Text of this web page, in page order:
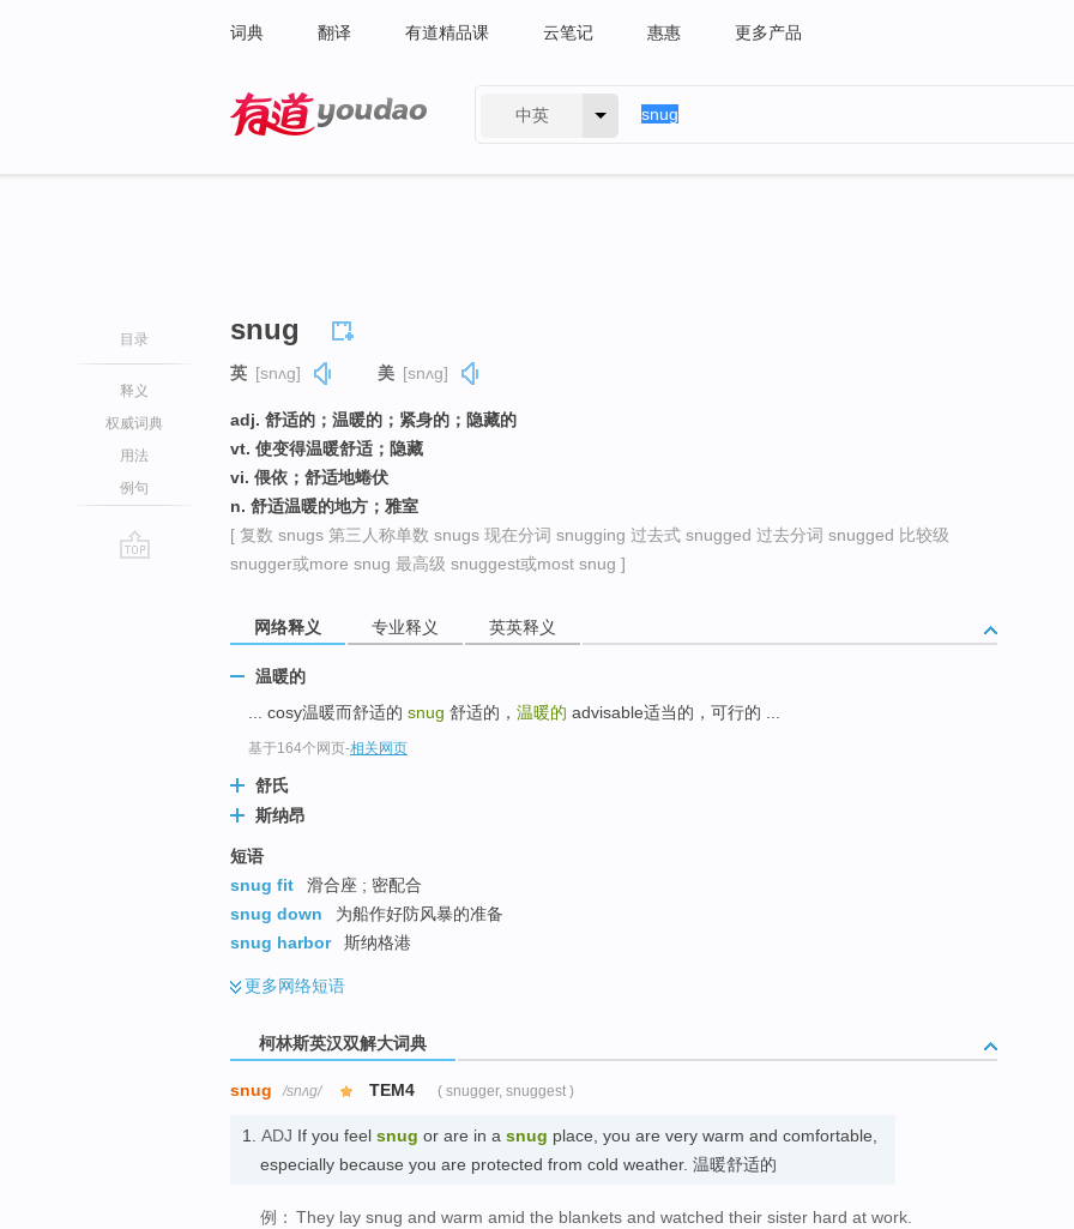
词典 翻译 有道精品课 云笔记 惠惠 更多产品
中英
目录
释义
权威词典
用法
例句
snug
英 [snʌɡ] 美 [snʌɡ]
adj. 舒适的；温暖的；紧身的；隐藏的
vt. 使变得温暖舒适；隐藏
vi. 偎依；舒适地蜷伏
n. 舒适温暖的地方；雅室
[ 复数 snugs 第三人称单数 snugs 现在分词 snugging 过去式 snugged 过去分词 snugged 比较级
snugger或more snug 最高级 snuggest或most snug ]
网络释义 专业释义 英英释义
温暖的
... cosy温暖而舒适的 snug 舒适的， 温暖的 advisable适当的，可行的 ...
基于164个网页-相关网页
舒氏
斯纳昂
短语
snug fit
滑合座 ; 密配合
snug down
为船作好防风暴的准备
snug harbor
斯纳格港
更多网络短语
柯林斯英汉双解大词典
snug /snʌɡ/ TEM4 ( snugger, snuggest )
1. ADJ If you feel snug or are in a snug place, you are very warm and comfortable,
especially because you are protected from cold weather. 温暖舒适的
例： They lay snug and warm amid the blankets and watched their sister hard at work.